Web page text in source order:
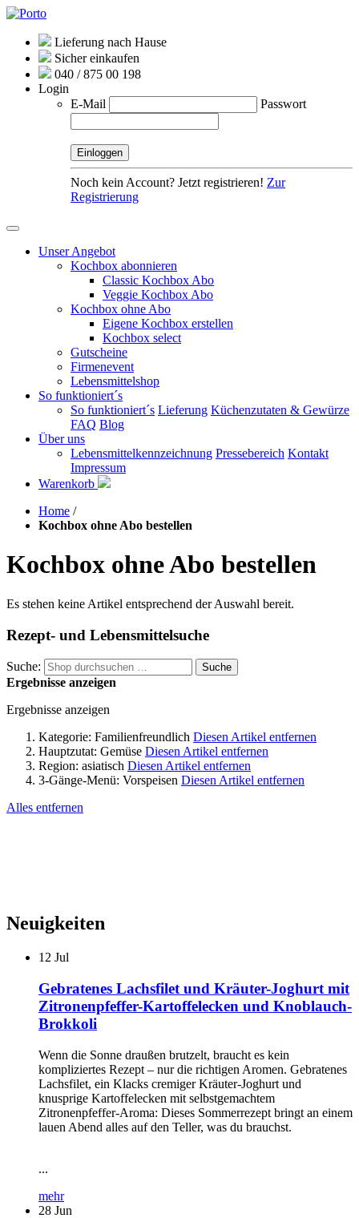
Lieferung nach Hause
Sicher einkaufen
040 / 875 00 198
Login
E-Mail
Passwort
Noch kein Account? Jetzt registrieren! Zur
Registrierung
Unser Angebot
Kochbox abonnieren
Classic Kochbox Abo
Veggie Kochbox Abo
Kochbox ohne Abo
Eigene Kochbox erstellen
Kochbox select
Gutscheine
Firmenevent
Lebensmittelshop
So funktioniert´s
So funktioniert´s Lieferung Küchenzutaten & Gewürze
FAQ Blog
Über uns
Lebensmittelkennzeichnung Pressebereich Kontakt
Impressum
Warenkorb
Home /
Kochbox ohne Abo bestellen
Kochbox ohne Abo bestellen
Es stehen keine Artikel entsprechend der Auswahl bereit.
Rezept- und Lebensmittelsuche
Suche: Suche
Ergebnisse anzeigen
Ergebnisse anzeigen
Kategorie: Familienfreundlich Diesen Artikel entfernen
Hauptzutat: Gemüse Diesen Artikel entfernen
Region: asiatisch Diesen Artikel entfernen
3-Gänge-Menü: Vorspeisen Diesen Artikel entfernen
Alles entfernen
Neuigkeiten
12 Jul
Gebratenes Lachsfilet und Kräuter-Joghurt mit
Zitronenpfeffer-Kartoffelecken und Knoblauch-
Brokkoli
Wenn die Sonne draußen brutzelt, braucht es kein
kompliziertes Rezept – nur die richtigen Aromen. Gebratenes
Lachsfilet, ein Klacks cremiger Kräuter-Joghurt und
knusprige Kartoffelecken mit selbstgemachtem
Zitronenpfeffer-Aroma: Dieses Sommerrezept bringt an einem
lauen Abend alles auf den Teller, was du brauchst.
...
mehr
28 Jun